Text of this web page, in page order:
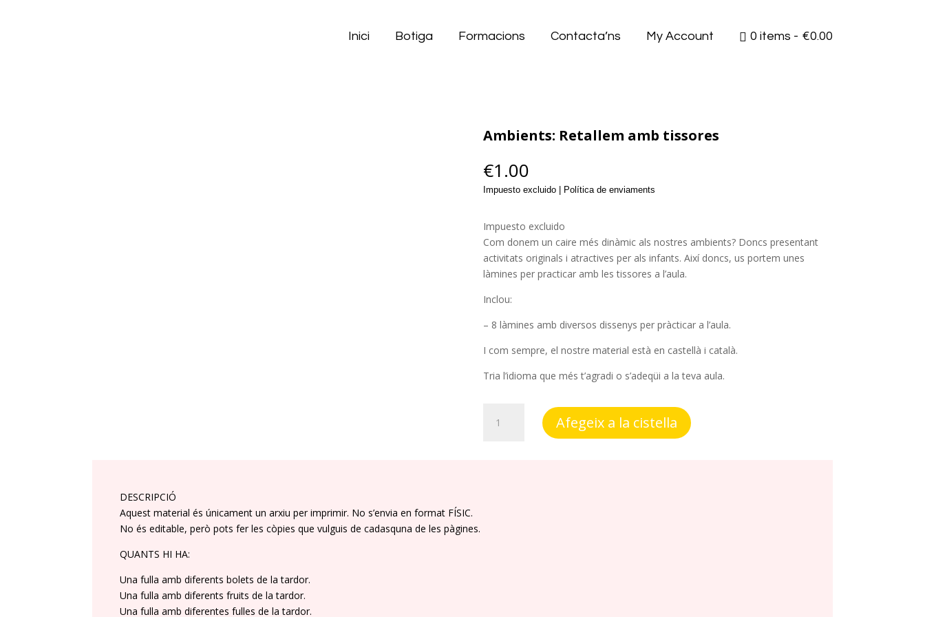
Inici Botiga Formacions Contacta’ns My Account 0 items €0.00
Ambients: Retallem amb tissores
€1.00
Impuesto excluido | Política de enviaments
Impuesto excluido
Com donem un caire més dinàmic als nostres ambients? Doncs presentant
activitats originals i atractives per als infants. Així doncs, us portem unes
làmines per practicar amb les tissores a l’aula.
Inclou:
– 8 làmines amb diversos dissenys per pràcticar a l’aula.
I com sempre, el nostre material està en castellà i català.
Tria l’idioma que més t’agradi o s’adeqüi a la teva aula.
Afegeix a la cistella
DESCRIPCIÓ
Aquest material és únicament un arxiu per imprimir. No s’envia en format FÍSIC.
No és editable, però pots fer les còpies que vulguis de cadasquna de les pàgines.
QUANTS HI HA:
Una fulla amb diferents bolets de la tardor.
Una fulla amb diferents fruits de la tardor.
Una fulla amb diferentes fulles de la tardor.